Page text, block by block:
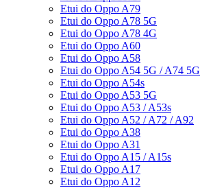
Etui do Oppo A79
Etui do Oppo A78 5G
Etui do Oppo A78 4G
Etui do Oppo A60
Etui do Oppo A58
Etui do Oppo A54 5G / A74 5G
Etui do Oppo A54s
Etui do Oppo A53 5G
Etui do Oppo A53 / A53s
Etui do Oppo A52 / A72 / A92
Etui do Oppo A38
Etui do Oppo A31
Etui do Oppo A15 / A15s
Etui do Oppo A17
Etui do Oppo A12